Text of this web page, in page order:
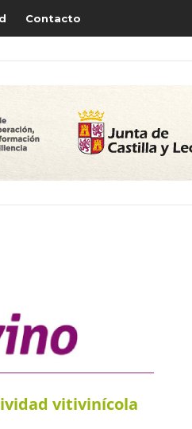
Contacto
vitivinícola